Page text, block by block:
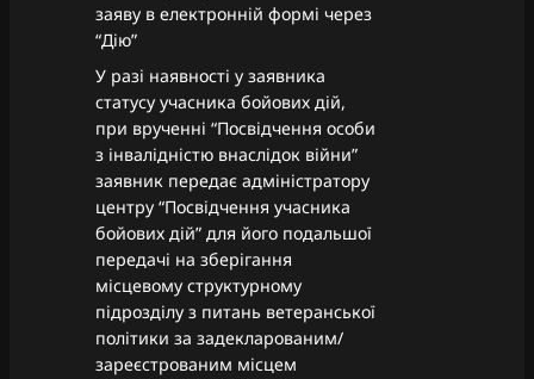
заяву в електронній формі через
“Дію”
У разі наявності у заявника
статусу учасника бойових дій,
при врученні “Посвідчення особи
з інвалідністю внаслідок війни”
заявник передає адміністратору
центру “Посвідчення учасника
бойових дій” для його подальшої
передачі на зберігання
місцевому структурному
підрозділу з питань ветеранської
політики за задекларованим/
зареєстрованим місцем